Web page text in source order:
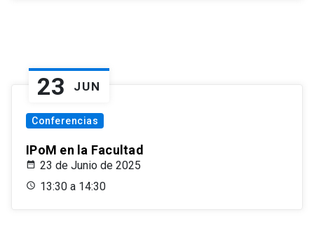
23 JUN
Conferencias
IPoM en la Facultad
23 de Junio de 2025
13:30 a 14:30